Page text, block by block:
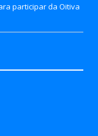
participar da Oitiva